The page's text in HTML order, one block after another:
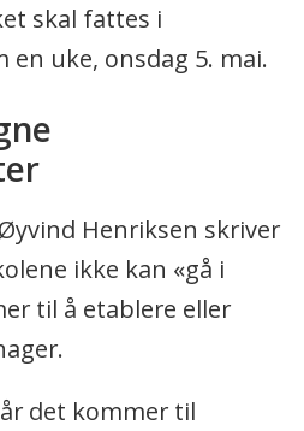
skal fattes i
uke, onsdag 5. mai.
Henriksen skriver
ikke kan «gå i
til å etablere eller
det kommer til